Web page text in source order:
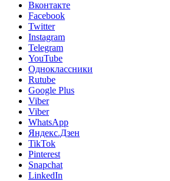
Вконтакте
Facebook
Twitter
Instagram
Telegram
YouTube
Одноклассники
Rutube
Google Plus
Viber
Viber
WhatsApp
Яндекс.Дзен
TikTok
Pinterest
Snapchat
LinkedIn